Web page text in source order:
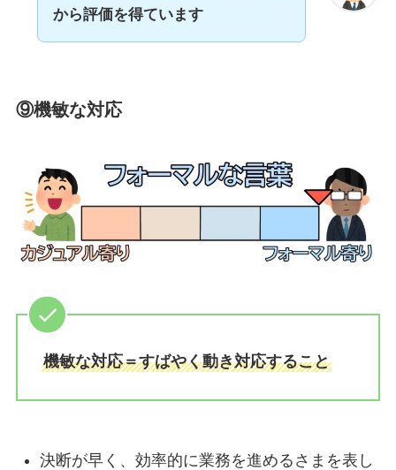
から評価を得ています
⑨機敏な対応
機敏な対応＝すばやく動き対応すること
決断が早く、効率的に業務を進めるさまを表し